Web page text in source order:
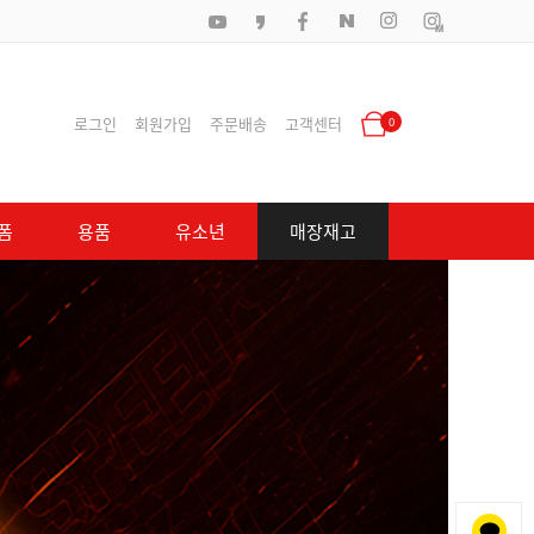
로그인 회원가입 주문배송 고객센터 0
용품 유소년 매장재고